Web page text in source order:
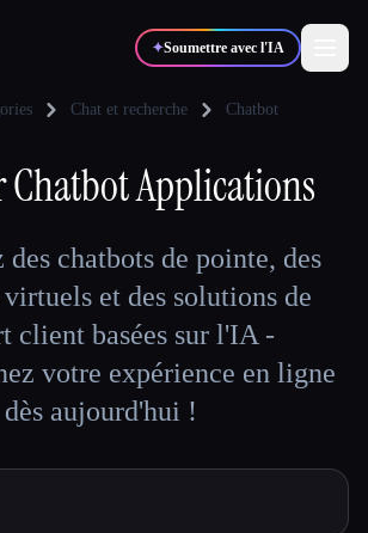
✦Soumettre avec l'IA
🎨 Designers
📈 Marketeurs
🎬Créateurs
Chat et recherche Chatbot
ChatbotApplications
des chatbots de pointe, des
virtuels et des solutions de
client basées sur l'IA -
votre expérience en ligne
dès aujourd'hui !